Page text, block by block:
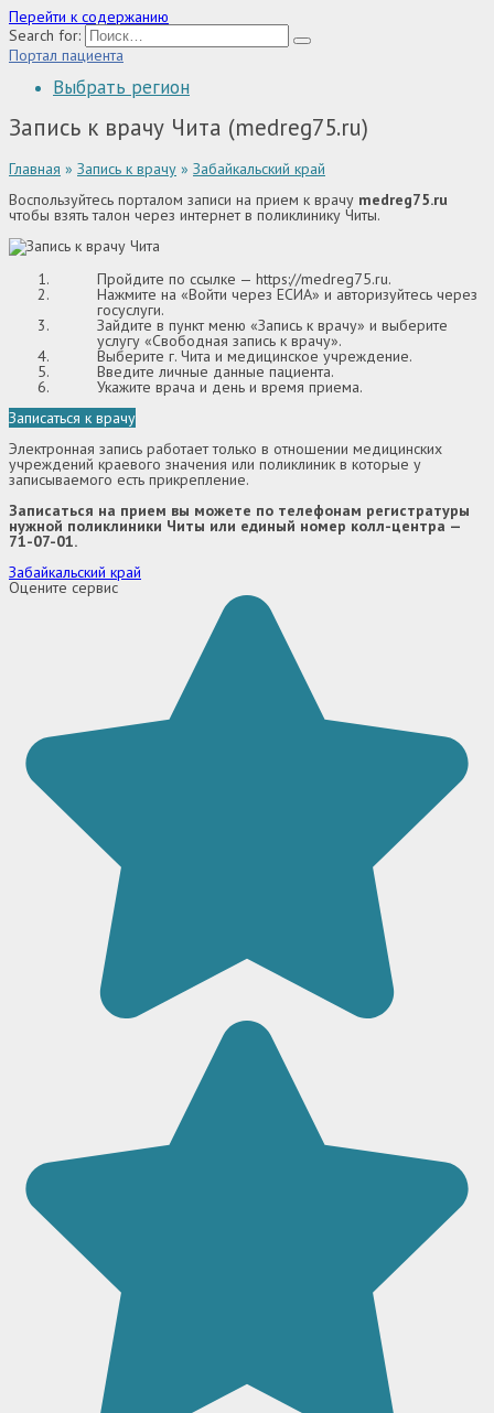
Перейти к содержанию
Search for:
Портал пациента
Выбрать регион
Запись к врачу Чита (medreg75.ru)
Главная » Запись к врачу » Забайкальский край
Воспользуйтесь порталом записи на прием к врачу medreg75.ru
чтобы взять талон через интернет в поликлинику Читы.
Пройдите по ссылке — https://medreg75.ru.
Нажмите на «Войти через ЕСИА» и авторизуйтесь через
госуслуги.
Зайдите в пункт меню «Запись к врачу» и выберите
услугу «Свободная запись к врачу».
Выберите г. Чита и медицинское учреждение.
Введите личные данные пациента.
Укажите врача и день и время приема.
Записаться к врачу
Электронная запись работает только в отношении медицинских
учреждений краевого значения или поликлиник в которые у
записываемого есть прикрепление.
Записаться на прием вы можете по телефонам регистратуры
нужной поликлиники Читы или единый номер колл-центра —
71-07-01.
Забайкальский край
Оцените сервис